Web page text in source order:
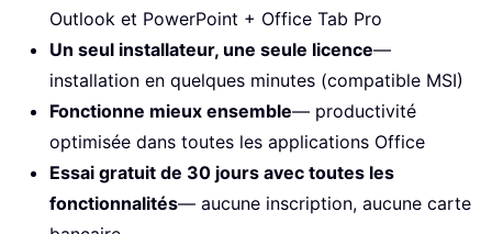
Outlook et PowerPoint + Office Tab Pro
Un seul installateur, une seule licence—
installation en quelques minutes (compatible MSI)
Fonctionne mieux ensemble— productivité
optimisée dans toutes les applications Office
Essai gratuit de 30 jours avec toutes les
fonctionnalités— aucune inscription, aucune carte